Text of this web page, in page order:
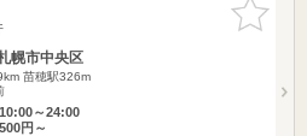
りに追加
幌市中央区
苗穂駅326m
～24:00
円～